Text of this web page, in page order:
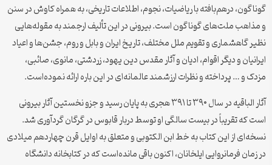
گوناگون، درهم‌بافته با ریاضیات، نجوم، اطلاعات تاریخی، به همراه کاوش در سنن
و مذاهب ملت‌های گوناگون است. بیرونی در این تألیف ارجمند به مقوله‌هایی
نظیر گاهشماری و تقویم ملل مختلف، تاریخ ایران و بابل و روم، جشن‌ها و اعیاد
ایرانیان و دیگر اقوام، ادیان و آثار مقدس دین یهود، زردشتی، مانوی، صائبی،
مزدک و … پرداخته و نظرات ارزشمند عالمانه‌ای در این باره ارائه نموده‌است.
آثار الباقیه در سال ۳۹۰ تا ۳۹۱ هجری به پایان رسید و جزو نخستین آثار بیرونی
است که تقریباً در بیست سالگی او توسط دربار قابوس در گرگان گردآوری شد.
نسخه‌ای از این کتاب به خط ابن الکتوبی و متعلق به اوایل قرن چهاردهم میلادی
در زمان فرمانروایی ایلخانان، اکنون باقی مانده‌است که در کتابخانه دانشگاه